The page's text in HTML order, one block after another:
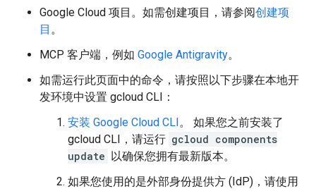
Google Cloud 项目。如需创建项目，请参阅创建项
目 。
MCP 客户端，例如 Google Antigravity。
如需运行此页面中的命令，请按照以下步骤在本地开
发环境中设置 gcloud CLI：
安装 Google Cloud CLI。 如果您之前安装了
gcloud CLI，请运行 gcloud components
update 以确保您拥有最新版本。
如果您使用的是外部身份提供方 (IdP)，请使用